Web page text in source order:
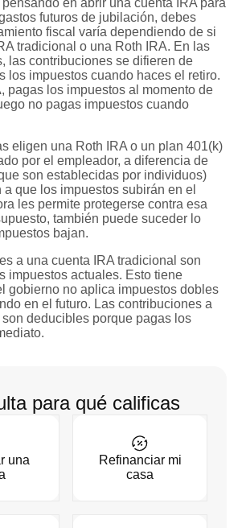
en abrir una cuenta IRA para
futuros de jubilación, debes
fiscal varía dependiendo de si
tradicional o una Roth IRA. En las
las contribuciones se difieren de
los impuestos cuando haces el retiro.
pagas los impuestos al momento de
no pagas impuestos cuando
eligen una Roth IRA o un plan 401(k)
por el empleador, a diferencia de
son establecidas por individuos)
a que los impuestos subirán en el
les permite protegerse contra esa
también puede suceder lo
bajan.
a una cuenta IRA tradicional son
impuestos actuales. Esto tiene
gobierno no aplica impuestos dobles
en el futuro. Las contribuciones a
deducibles porque pagas los
para qué calificas
una
Refinanciar mi
casa